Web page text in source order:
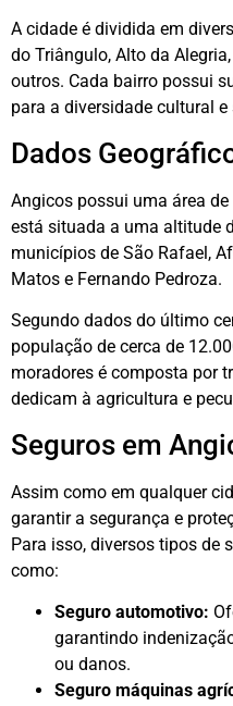
A cidade é dividida em
do Triângulo, Alto da
outros. Cada bairro possui
para a diversidade cultural
Dados
Angicos possui uma área
está situada a uma altitude
municípios de São Rafael,
Matos e Fernando Pedroza.
Segundo dados do último
população de cerca de
moradores é composta por
dedicam à agricultura e
Seguros em
Assim como em qualquer
garantir a segurança e
Para isso, diversos tipos de
como:
Seguro automotivo:
garantindo
ou danos.
Seguro máquinas